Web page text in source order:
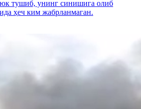
юк тушиб, унинг синишига олиб
ҳеч ким жабрланмаган.